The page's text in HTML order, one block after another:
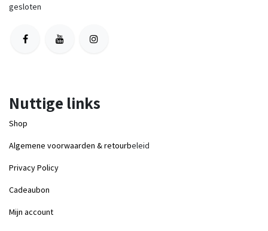
gesloten
Nuttige links
Shop
Algemene voorwaarden & retourbeleid
Privacy Policy
Cadeaubon
Mijn account